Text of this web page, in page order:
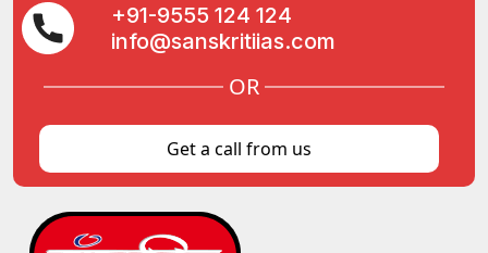
+91-9555 124 124
info@sanskritiias.com
OR
Get a call from us